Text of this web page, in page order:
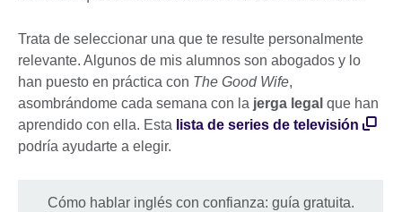
Trata de seleccionar una que te resulte personalmente
relevante. Algunos de mis alumnos son abogados y lo
han puesto en práctica con The Good Wife,
asombrándome cada semana con la jerga legal que han
aprendido con ella. Esta lista de series de televisión
podría ayudarte a elegir.
Cómo hablar inglés con confianza: guía gratuita.